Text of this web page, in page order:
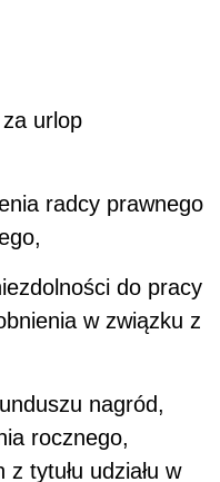
urlop
radcy prawnego
do pracy
w związku z
nagród,
rocznego,
tytułu udziału w